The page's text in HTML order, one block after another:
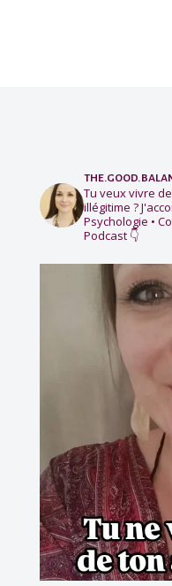
Tu veux vivre
illégitime ?
Psychologie •
Podcast 👇